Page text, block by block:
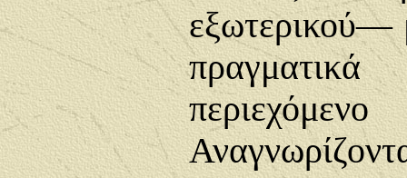
εξωτερικού—